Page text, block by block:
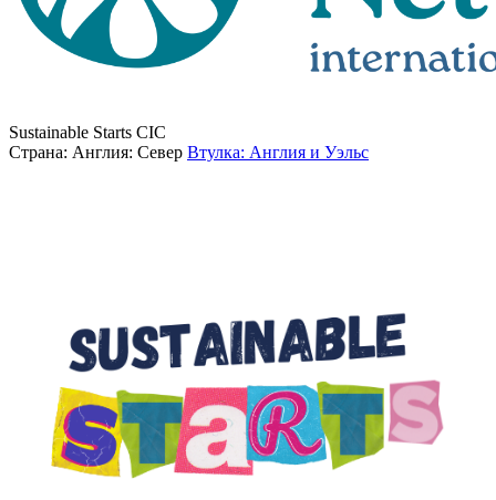
Sustainable Starts CIC
Страна: Англия: Север Втулка: Англия и Уэльс